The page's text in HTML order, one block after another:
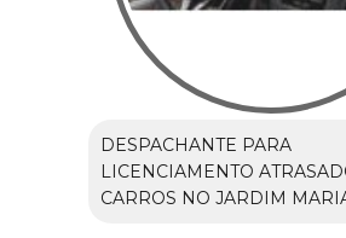
DESPACHANTE PARA
LICENCIAMENTO
CARROS NO JARDIM